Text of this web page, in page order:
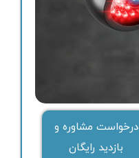
درخواست مشاوره و
بازدید رایگان